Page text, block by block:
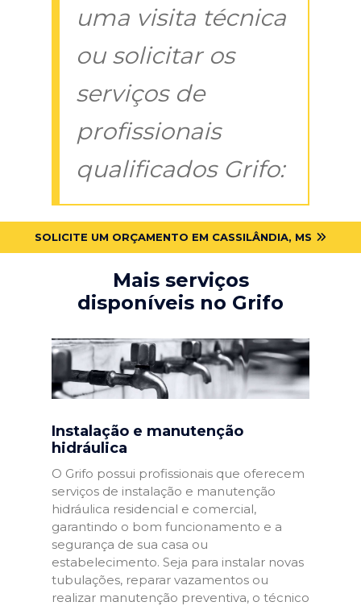
uma visita técnica
ou solicitar os
serviços de
profissionais
qualificados Grifo:
SOLICITE UM ORÇAMENTO EM CASSILÂNDIA, MS
Mais serviços
disponíveis no Grifo
Instalação e manutenção
hidráulica
O Grifo possui profissionais que oferecem
serviços de instalação e manutenção
hidráulica residencial e comercial,
garantindo o bom funcionamento e a
segurança de sua casa ou
estabelecimento. Seja para instalar novas
tubulações, reparar vazamentos ou
realizar manutenção preventiva, o técnico